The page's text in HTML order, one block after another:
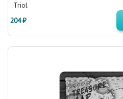
Triol
204 ₽